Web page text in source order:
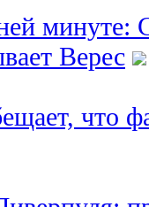
минуте:
Верес
что